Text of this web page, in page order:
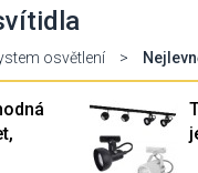
osvětlení >